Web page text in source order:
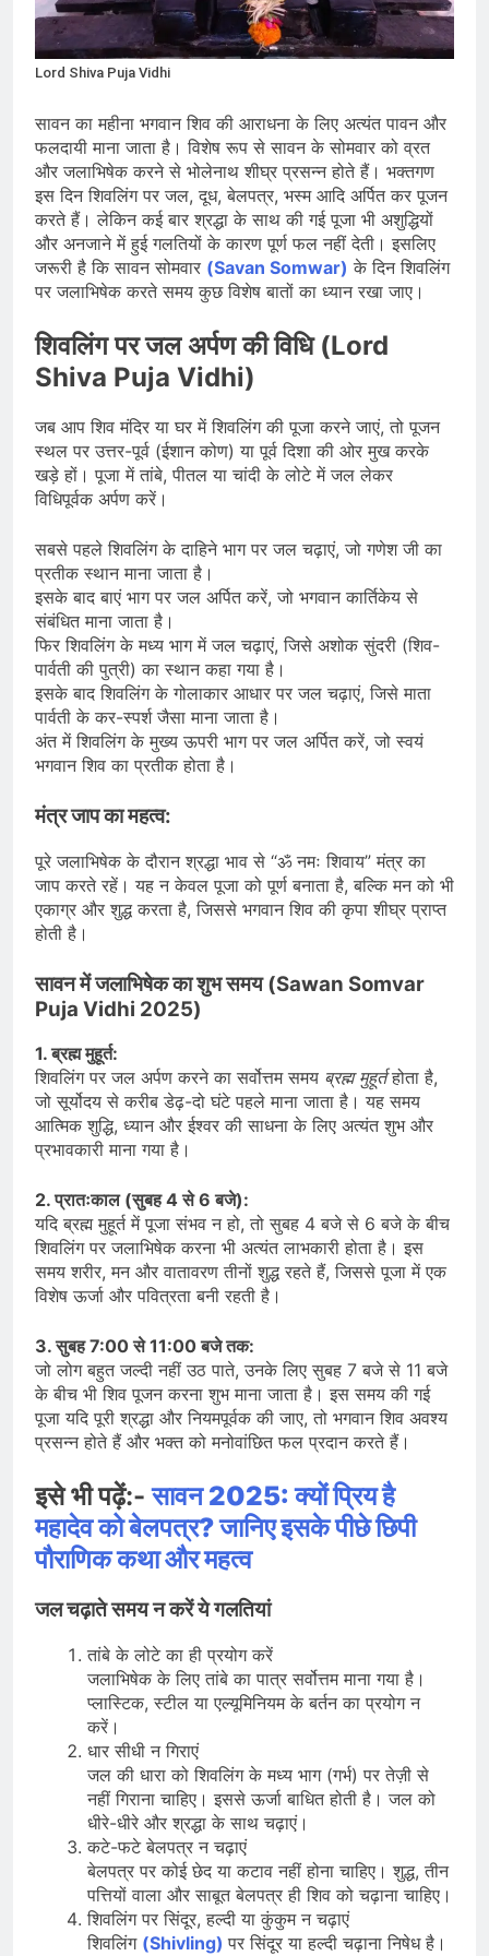
जारी किया, दिल्ली-NCR समेत कई क्षेत्रों में
जलभराव और बाढ़ की आशंका
August 6, 2026
जंतर-मंतर पुलिस कार्रवाई पर संसद में विपक्ष
का हंगामा तेज़, सरकार से जवाब की मांग
राष्ट्रीय हथकरघा दिवस की तैयारियाँ तेज़,
देशभर में बुनकरों और हस्तशिल्प प्रदर्शनियों का
होगा आयोजन
August 5, 2026
Lord Shiva Puja Vidhi
सावन का महीना भगवान शिव की आराधना के लिए अत्यंत पावन और
फलदायी माना जाता है। विशेष रूप से सावन के सोमवार को व्रत
और जलाभिषेक करने से भोलेनाथ शीघ्र प्रसन्न होते हैं। भक्तगण
इस दिन शिवलिंग पर जल, दूध, बेलपत्र, भस्म आदि अर्पित कर पूजन
करते हैं। लेकिन कई बार श्रद्धा के साथ की गई पूजा भी अशुद्धियों
और अनजाने में हुई गलतियों के कारण पूर्ण फल नहीं देती। इसलिए
जरूरी है कि सावन सोमवार (Savan Somwar) के दिन शिवलिंग
पर जलाभिषेक करते समय कुछ विशेष बातों का ध्यान रखा जाए।
शिवलिंग पर जल अर्पण की विधि (Lord
Shiva Puja Vidhi)
जब आप शिव मंदिर या घर में शिवलिंग की पूजा करने जाएं, तो पूजन
स्थल पर उत्तर-पूर्व (ईशान कोण) या पूर्व दिशा की ओर मुख करके
खड़े हों। पूजा में तांबे, पीतल या चांदी के लोटे में जल लेकर
विधिपूर्वक अर्पण करें।
सबसे पहले शिवलिंग के दाहिने भाग पर जल चढ़ाएं, जो गणेश जी का
प्रतीक स्थान माना जाता है।
इसके बाद बाएं भाग पर जल अर्पित करें, जो भगवान कार्तिकेय से
संबंधित माना जाता है।
फिर शिवलिंग के मध्य भाग में जल चढ़ाएं, जिसे अशोक सुंदरी (शिव-
पार्वती की पुत्री) का स्थान कहा गया है।
इसके बाद शिवलिंग के गोलाकार आधार पर जल चढ़ाएं, जिसे माता
पार्वती के कर-स्पर्श जैसा माना जाता है।
अंत में शिवलिंग के मुख्य ऊपरी भाग पर जल अर्पित करें, जो स्वयं
भगवान शिव का प्रतीक होता है।
मंत्र जाप का महत्व:
पूरे जलाभिषेक के दौरान श्रद्धा भाव से “ॐ नमः शिवाय” मंत्र का
जाप करते रहें। यह न केवल पूजा को पूर्ण बनाता है, बल्कि मन को भी
एकाग्र और शुद्ध करता है, जिससे भगवान शिव की कृपा शीघ्र प्राप्त
होती है।
सावन में जलाभिषेक का शुभ समय (Sawan Somvar
Puja Vidhi 2025)
1. ब्रह्म मुहूर्त:
शिवलिंग पर जल अर्पण करने का सर्वोत्तम समय ब्रह्म मुहूर्तहोता है,
जो सूर्योदय से करीब डेढ़-दो घंटे पहले माना जाता है। यह समय
आत्मिक शुद्धि, ध्यान और ईश्वर की साधना के लिए अत्यंत शुभ और
प्रभावकारी माना गया है।
2. प्रातःकाल (सुबह 4 से 6 बजे):
यदि ब्रह्म मुहूर्त में पूजा संभव न हो, तो सुबह 4 बजे से 6 बजे के बीच
शिवलिंग पर जलाभिषेक करना भी अत्यंत लाभकारी होता है। इस
समय शरीर, मन और वातावरण तीनों शुद्ध रहते हैं, जिससे पूजा में एक
विशेष ऊर्जा और पवित्रता बनी रहती है।
3. सुबह 7:00 से 11:00 बजे तक:
जो लोग बहुत जल्दी नहीं उठ पाते, उनके लिए सुबह 7 बजे से 11 बजे
के बीच भी शिव पूजन करना शुभ माना जाता है। इस समय की गई
पूजा यदि पूरी श्रद्धा और नियमपूर्वक की जाए, तो भगवान शिव अवश्य
प्रसन्न होते हैं और भक्त को मनोवांछित फल प्रदान करते हैं।
इसे भी पढ़ें:-सावन 2025: क्यों प्रिय है
महादेव को बेलपत्र? जानिए इसके पीछे छिपी
पौराणिक कथा और महत्व
जल चढ़ाते समय न करें ये गलतियां
तांबे के लोटे का ही प्रयोग करें
जलाभिषेक के लिए तांबे का पात्र सर्वोत्तम माना गया है।
प्लास्टिक, स्टील या एल्यूमिनियम के बर्तन का प्रयोग न
करें।
धार सीधी न गिराएं
जल की धारा को शिवलिंग के मध्य भाग (गर्भ) पर तेज़ी से
नहीं गिराना चाहिए। इससे ऊर्जा बाधित होती है। जल को
धीरे-धीरे और श्रद्धा के साथ चढ़ाएं।
कटे-फटे बेलपत्र न चढ़ाएं
बेलपत्र पर कोई छेद या कटाव नहीं होना चाहिए। शुद्ध, तीन
पत्तियों वाला और साबूत बेलपत्र ही शिव को चढ़ाना चाहिए।
शिवलिंग पर सिंदूर, हल्दी या कुंकुम न चढ़ाएं
शिवलिंग (Shivling)पर सिंदूर या हल्दी चढ़ाना निषेध है।